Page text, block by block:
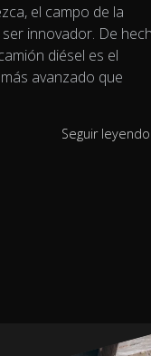
el campo de la
innovador. De
diésel es el
avanzado que
Seguir